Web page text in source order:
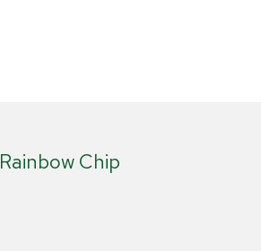
Rainbow Chip